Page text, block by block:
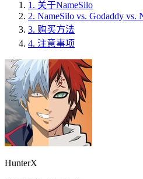
1. 关于NameSilo
2. NameSilo vs. Godaddy vs.
3. 购买方法
4. 注意事项
HunterX